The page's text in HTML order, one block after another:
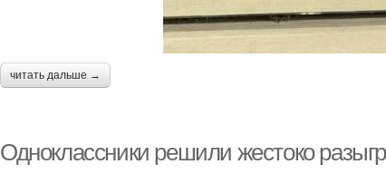
читать дальше →
Одноклассники решили жестоко